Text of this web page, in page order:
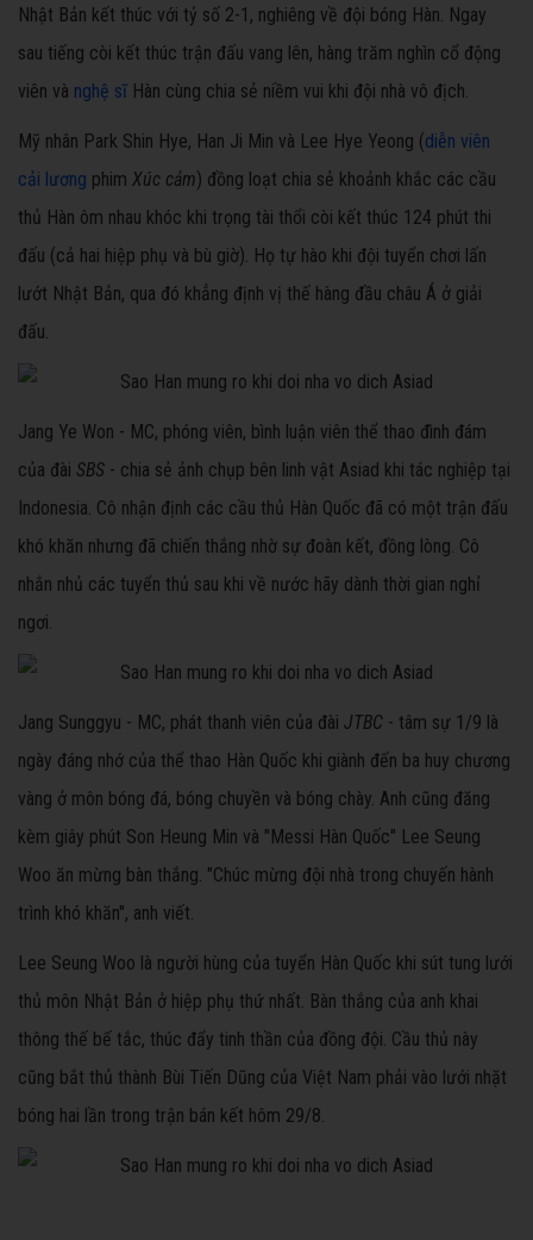
Nhật Bản kết thúc với tỷ số 2-1, nghiêng về đội bóng Hàn. Ngay
sau tiếng còi kết thúc trận đấu vang lên, hàng trăm nghìn cổ động
viên và nghệ sĩ Hàn cùng chia sẻ niềm vui khi đội nhà vô địch.
Mỹ nhân Park Shin Hye, Han Ji Min và Lee Hye Yeong (diễn viên
cải lương phim Xúc cảm) đồng loạt chia sẻ khoảnh khắc các cầu
thủ Hàn ôm nhau khóc khi trọng tài thổi còi kết thúc 124 phút thi
đấu (cả hai hiệp phụ và bù giờ). Họ tự hào khi đội tuyển chơi lấn
lướt Nhật Bản, qua đó khẳng định vị thế hàng đầu châu Á ở giải
đấu.
Jang Ye Won - MC, phóng viên, bình luận viên thể thao đình đám
của đài SBS - chia sẻ ảnh chụp bên linh vật Asiad khi tác nghiệp tại
Indonesia. Cô nhận định các cầu thủ Hàn Quốc đã có một trận đấu
khó khăn nhưng đã chiến thắng nhờ sự đoàn kết, đồng lòng. Cô
nhắn nhủ các tuyển thủ sau khi về nước hãy dành thời gian nghỉ
ngơi.
Jang Sunggyu - MC, phát thanh viên của đài JTBC - tâm sự 1/9 là
ngày đáng nhớ của thể thao Hàn Quốc khi giành đến ba huy chương
vàng ở môn bóng đá, bóng chuyền và bóng chày. Anh cũng đăng
kèm giây phút Son Heung Min và "Messi Hàn Quốc" Lee Seung
Woo ăn mừng bàn thắng. "Chúc mừng đội nhà trong chuyến hành
trình khó khăn", anh viết.
Lee Seung Woo là người hùng của tuyển Hàn Quốc khi sút tung lưới
thủ môn Nhật Bản ở hiệp phụ thứ nhất. Bàn thắng của anh khai
thông thế bế tắc, thúc đẩy tinh thần của đồng đội. Cầu thủ này
cũng bắt thủ thành Bùi Tiến Dũng của Việt Nam phải vào lưới nhặt
bóng hai lần trong trận bán kết hôm 29/8.